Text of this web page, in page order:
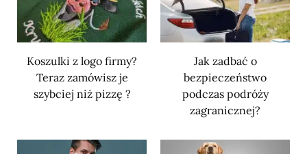
Koszulki z logo firmy?
Teraz zamówisz je
szybciej niż pizzę ?
Jak zadbać o
bezpieczeństwo
podczas podróży
zagranicznej?